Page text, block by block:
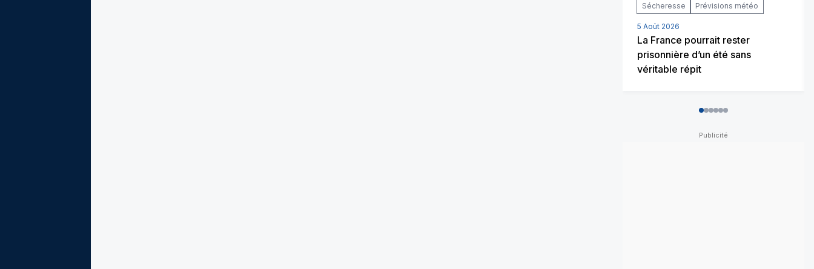
Sécheresse
Prévisions météo
5 Août 2026
La France pourrait rester
prisonnière d’un été sans
véritable répit
012345